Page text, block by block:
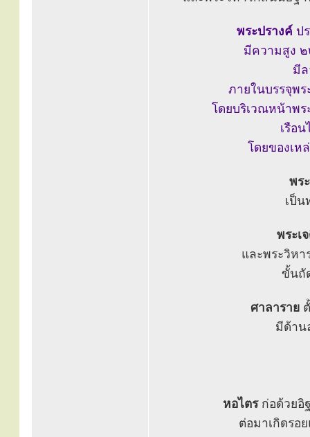
พระปรางค์ ป
มีความสูง ๒
มี
ภายในบรรจุพ
โดยบริเวณหน้าพ
เรือ
โดยของเห
พร
เป็น
พระเ
และพระวิห
ขั้นถั
ศาลารายตั้
มีด้าน
หอไตรก่อด้วยอิ
ต่อมาเกิดรอ